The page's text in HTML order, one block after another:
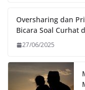
Oversharing dan
Bicara Soal Curhat
27/06/2025